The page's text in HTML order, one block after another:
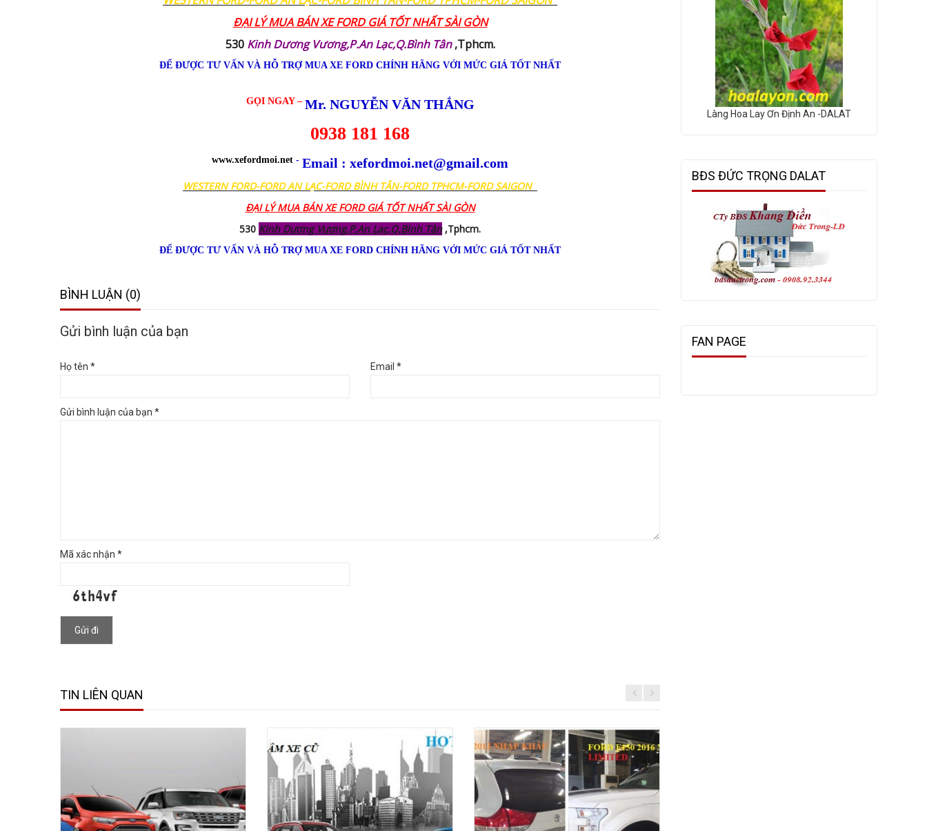
ĐẠI LÝ MUA BÁN XE FORD GIÁ TỐT NHẤT SÀI GÒN
530 Kinh Dương Vương,P.An Lạc,Q.Bình Tân,Tphcm.
ĐỂ ĐƯỢC TƯ VẤN VÀ HỖ TRỢ MUA XE FORD CHÍNH HÃNG VỚI MỨC GIÁ TỐT NHẤT
GỌI NGAY – Mr. NGUYỄN VĂN THẮNG
0938 181 168
www.xefordmoi.net - Email : xefordmoi.net@gmail.com
WESTERN FORD-FORD AN LẠC-FORD BÌNH TÂN-FORD TPHCM-FORD SAIGON
ĐẠI LÝ MUA BÁN XE FORD GIÁ TỐT NHẤT SÀI GÒN
530 Kinh Dương Vương,P.An Lạc,Q.Bình Tân,Tphcm.
ĐỂ ĐƯỢC TƯ VẤN VÀ HỖ TRỢ MUA XE FORD CHÍNH HÃNG VỚI MỨC GIÁ TỐT NHẤT
BÌNH LUẬN (0)
Gửi bình luận của bạn
Họ tên * Email *
Gửi bình luận của bạn *
Mã xác nhận *
Gửi đi
TIN LIÊN QUAN
Làng Hoa Lay Ơn Định An -DALAT
BĐS ĐỨC TRỌNG DALAT
FAN PAGE